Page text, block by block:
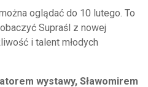
oglądać do 10 lutego. To
Supraśl z nowej
i talent młodych
wystawy, Sławomirem